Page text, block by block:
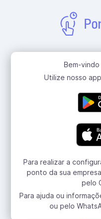
Bem-
Utilize nosso
Para realizar a
ponto da sua
pelo
Para ajuda ou
ou pelo